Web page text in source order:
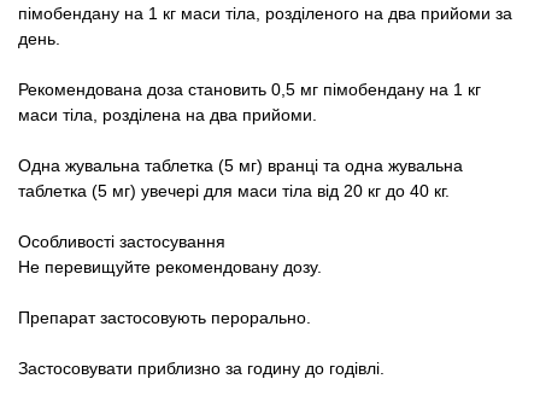
пімобендану на 1 кг маси тіла, розділеного на два прийоми за
день.
Рекомендована доза становить 0,5 мг пімобендану на 1 кг
маси тіла, розділена на два прийоми.
Одна жувальна таблетка (5 мг) вранці та одна жувальна
таблетка (5 мг) увечері для маси тіла від 20 кг до 40 кг.
Особливості застосування
Не перевищуйте рекомендовану дозу.
Препарат застосовують перорально.
Застосовувати приблизно за годину до годівлі.